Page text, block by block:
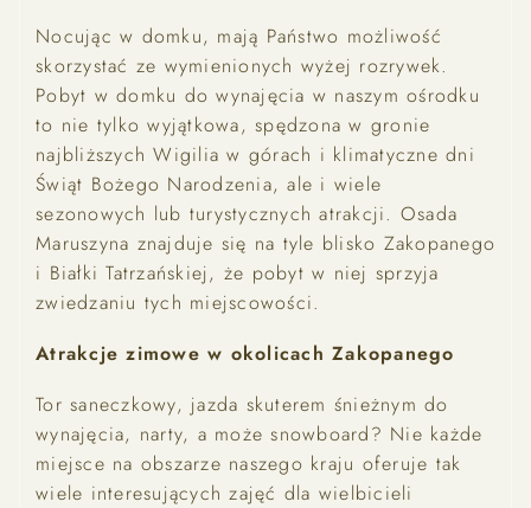
Nocując w domku, mają Państwo możliwość
skorzystać ze wymienionych wyżej rozrywek.
Pobyt w domku do wynajęcia w naszym ośrodku
to nie tylko wyjątkowa, spędzona w gronie
najbliższych Wigilia w górach i klimatyczne dni
Świąt Bożego Narodzenia, ale i wiele
sezonowych lub turystycznych atrakcji. Osada
Maruszyna znajduje się na tyle blisko Zakopanego
i Białki Tatrzańskiej, że pobyt w niej sprzyja
zwiedzaniu tych miejscowości.
Atrakcje zimowe w okolicach Zakopanego
Tor saneczkowy, jazda skuterem śnieżnym do
wynajęcia, narty, a może snowboard? Nie każde
miejsce na obszarze naszego kraju oferuje tak
wiele interesujących zajęć dla wielbicieli